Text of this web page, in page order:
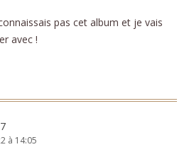
pas cet album et je vais
avec !
à 14:05